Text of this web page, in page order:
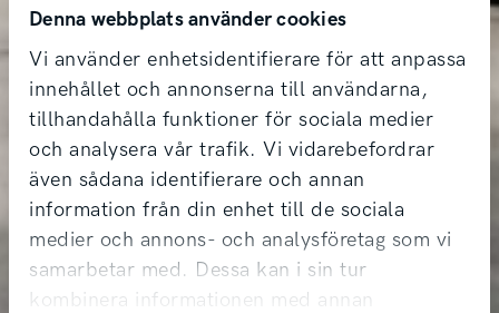
Denna webbplats använder cookies
Vi använder enhetsidentifierare för att anpassa
innehållet och annonserna till användarna,
tillhandahålla funktioner för sociala medier
och analysera vår trafik. Vi vidarebefordrar
även sådana identifierare och annan
information från din enhet till de sociala
medier och annons- och analysföretag som vi
samarbetar med. Dessa kan i sin tur
kombinera informationen med annan